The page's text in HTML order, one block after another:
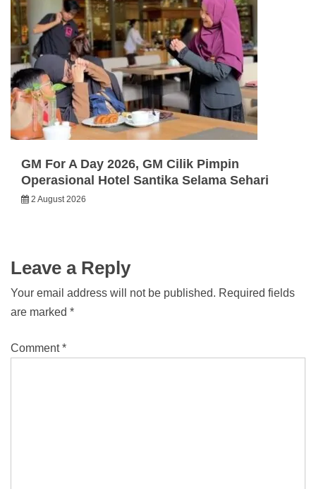
GM For A Day 2026, GM Cilik Pimpin
Operasional Hotel Santika Selama Sehari
2 August 2026
Leave a Reply
Your email address will not be published. Required fields
are marked *
Comment*